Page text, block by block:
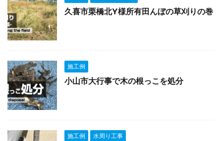
久喜市栗橋北Y様所有田んぼの草刈りの巻
施工例
小山市大行事で木の根っこを処分
施工例 水周り工事